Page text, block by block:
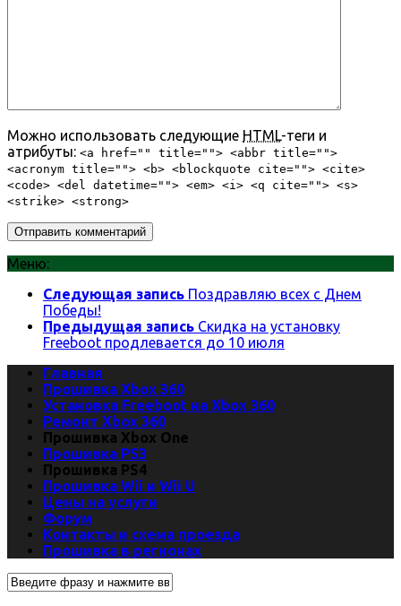
Можно использовать следующие HTML-теги и
атрибуты: <a href="" title=""> <abbr title="">
<acronym title=""> <b> <blockquote cite=""> <cite>
<code> <del datetime=""> <em> <i> <q cite=""> <s>
<strike> <strong>
Меню:
Следующая запись Поздравляю всех с Днем
Победы!
Предыдущая запись Скидка на установку
Freeboot продлевается до 10 июля
Главная
Прошивка Xbox 360
Установка Freeboot на Xbox 360
Ремонт Xbox 360
Прошивка Xbox One
Прошивка PS3
Прошивка PS4
Прошивка Wii и Wii U
Цены на услуги
Форум
Контакты и схема проезда
Прошивка в регионах